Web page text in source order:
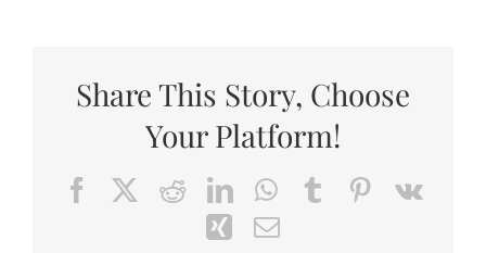
Share This Story, Choose
Your Platform!
FacebookRedditLinkedInWhatsApp
TumblrPinterest
Vk
XingEmail